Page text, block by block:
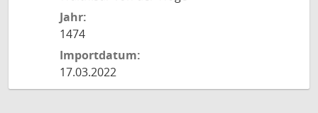
Jahr:
1474
Importdatum:
17.03.2022